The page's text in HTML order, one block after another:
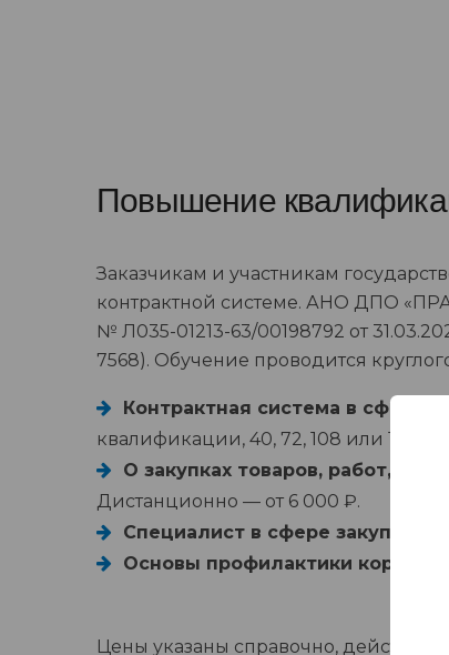
Повышение
Заказчикам и участникам
контрактной системе. АНО ДПО
№ Л035-01213-63/00198792 от
7568). Обучение проводится
Контрактная система в сфере
квалификации, 40, 72, 108 или 144
О закупках товаров, работ,
Дистанционно — от 6 000 ₽.
Специалист в сфере закупок
—
Основы профилактики
Цены указаны справочно,